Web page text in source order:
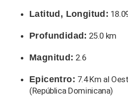
Latitud, Longitud:
Profundidad: 25.0 km
Magnitud: 2.6
Epicentro: 7.4 Km al
(República Dominicana)